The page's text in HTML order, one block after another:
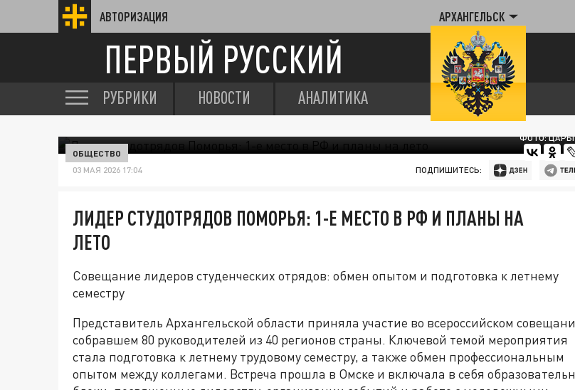
АВТОРИЗАЦИЯ АРХАНГЕЛЬСК
ПЕРВЫЙ РУССКИЙ
РУБРИКИ НОВОСТИ АНАЛИТИКА
ФОТО:
ОБЩЕСТВО
03 МАЯ 2026 17:04 ПОДПИШИТЕСЬ:
ЛИДЕР СТУДОТРЯДОВ ПОМОРЬЯ: 1-Е МЕСТО В РФ И ПЛАНЫ НА
ЛЕТО
Совещание лидеров студенческих отрядов: обмен опытом и подготовка к летнему
семестру
Представитель Архангельской области приняла участие во всероссийском
собравшем 80 руководителей из 40 регионов страны. Ключевой темой мероприятия
стала подготовка к летнему трудовому семестру, а также обмен профессиональным
опытом между коллегами. Встреча прошла в Омске и включала в себя